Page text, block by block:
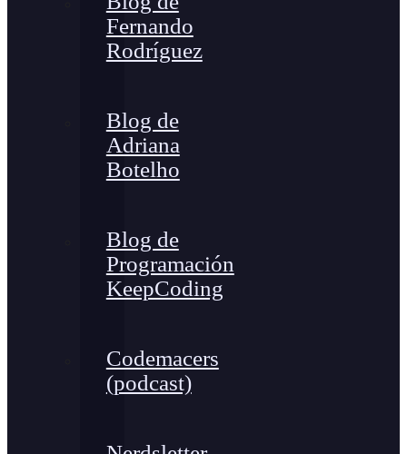
Fernando
Rodríguez
Blog de
Adriana
Botelho
Blog de
Programación
KeepCoding
Codemacers
(podcast)